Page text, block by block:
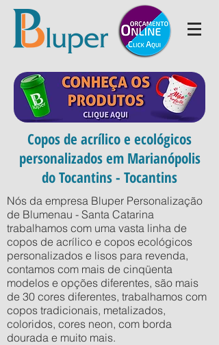
Copos de acrílico e ecológicos
personalizados em Marianópolis
do Tocantins - Tocantins
Nós da empresa Bluper Personalização
de Blumenau - Santa Catarina
trabalhamos com uma vasta linha de
copos de acrílico e copos ecológicos
personalizados e lisos para revenda,
contamos com mais de cinqüenta
modelos e opções diferentes, são mais
de 30 cores diferentes, trabalhamos com
copos tradicionais, metalizados,
coloridos, cores neon, com borda
dourada e muito mais.